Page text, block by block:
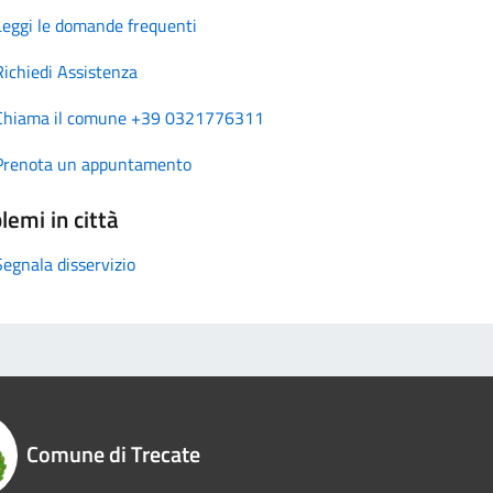
le domande frequenti
Assistenza
il comune +39 0321776311
un appuntamento
in città
disservizio
Comune di Trecate